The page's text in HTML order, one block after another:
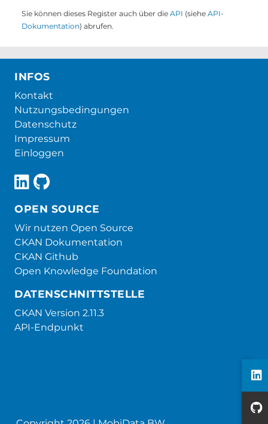
Sie können dieses Register auch über die API (siehe API-
Dokumentation) abrufen.
INFOS
Kontakt
Nutzungsbedingungen
Datenschutz
Impressum
Einloggen
OPEN SOURCE
Wir nutzen Open Source
CKAN Dokumentation
CKAN Github
Open Knowledge Foundation
DATENSCHNITTSTELLE
CKAN Version 2.11.3
API-Endpunkt